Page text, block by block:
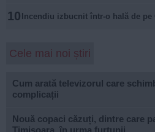
10 Incendiu izbucnit într-o hală de
Cele mai noi știri
Cum arată televizorul care
complicații
Nouă copaci căzuți, dintre care
Timișoara, în urma furtunii